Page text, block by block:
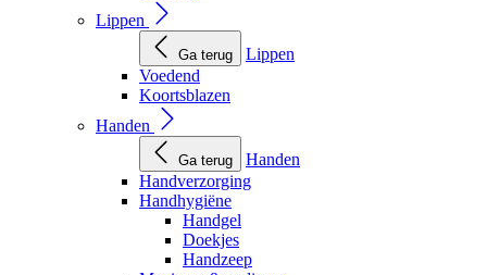
Lippen
Ga terug
Lippen
Voedend
Koortsblazen
Handen
Ga terug
Handen
Handverzorging
Handhygiëne
Handgel
Doekjes
Handzeep